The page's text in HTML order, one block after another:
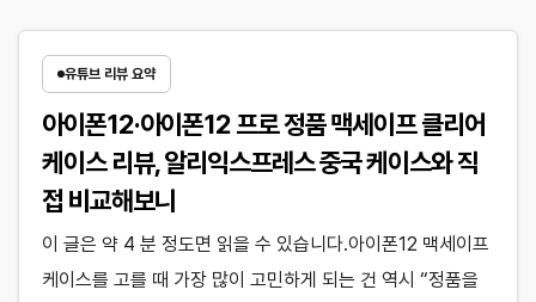
유튜브 리뷰 요약
아이폰12·아이폰12 프로 정품 맥세이프 클리어
케이스 리뷰, 알리익스프레스 중국 케이스와 직
접 비교해보니
이 글은 약 4 분 정도면 읽을 수 있습니다.아이폰12 맥세이프
케이스를 고를 때 가장 많이 고민하게 되는 건 역시 “정품을